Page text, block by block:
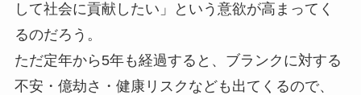
して社会に貢献したい」という意欲が高まってく
るのだろう。
ただ定年から5年も経過すると、ブランクに対する
不安・億劫さ・健康リスクなども出てくるので、